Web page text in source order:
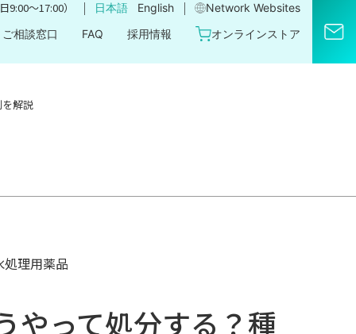
日9:00〜17:00） ｜ 日本語 English ｜
Network Websites​
ご相談窓口 FAQ 採用情報 オンラインストア
解説
理用薬品
やって処分する？種